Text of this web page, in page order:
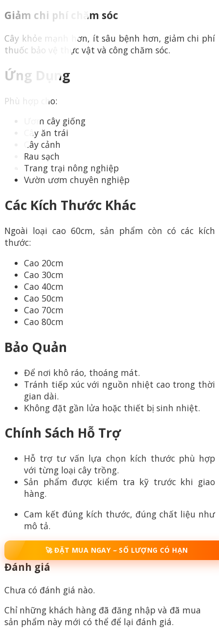
Giảm chi phí chăm sóc
Cây khỏe mạnh hơn, ít sâu bệnh hơn, giảm chi phí
thuốc bảo vệ thực vật và công chăm sóc.
Ứng Dụng
Phù hợp cho:
Ươm cây giống
Cây ăn trái
Cây cảnh
Rau sạch
Trang trại nông nghiệp
Vườn ươm chuyên nghiệp
Các Kích Thước Khác
Ngoài loại cao 60cm, sản phẩm còn có các kích
thước:
Cao 20cm
Cao 30cm
Cao 40cm
Cao 50cm
Cao 70cm
Cao 80cm
Bảo Quản
Để nơi khô ráo, thoáng mát.
Tránh tiếp xúc với nguồn nhiệt cao trong thời
gian dài.
Không đặt gần lửa hoặc thiết bị sinh nhiệt.
Chính Sách Hỗ Trợ
Hỗ trợ tư vấn lựa chọn kích thước phù hợp
với từng loại cây trồng.
Sản phẩm được kiểm tra kỹ trước khi giao
hàng.
Cam kết đúng kích thước, đúng chất liệu như
mô tả.
🚀 ĐẶT MUA NGAY – SỐ LƯỢNG CÓ HẠN
Đánh giá
Chưa có đánh giá nào.
Chỉ những khách hàng đã đăng nhập và đã mua
sản phẩm này mới có thể để lại đánh giá.